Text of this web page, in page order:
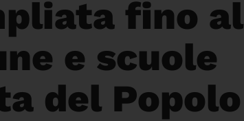
fino al
e scuole
del Popolo